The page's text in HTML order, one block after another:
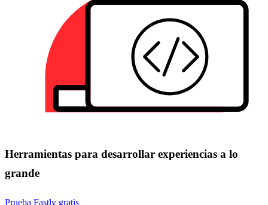
Herramientas para desarrollar experiencias a lo
grande
Prueba Fastly gratis